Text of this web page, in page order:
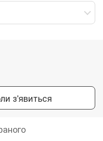
з'явиться